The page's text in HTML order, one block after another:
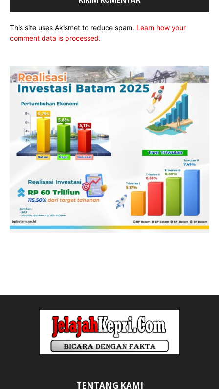
This site uses Akismet to reduce spam. Learn how your
comment data is processed.
TENTANG KAMI